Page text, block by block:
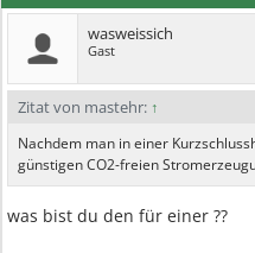
wasweissich
Gast
Zitat von mastehr: ↑
Nachdem man in einer
günstigen CO2-freien
was bist du den für einer ??